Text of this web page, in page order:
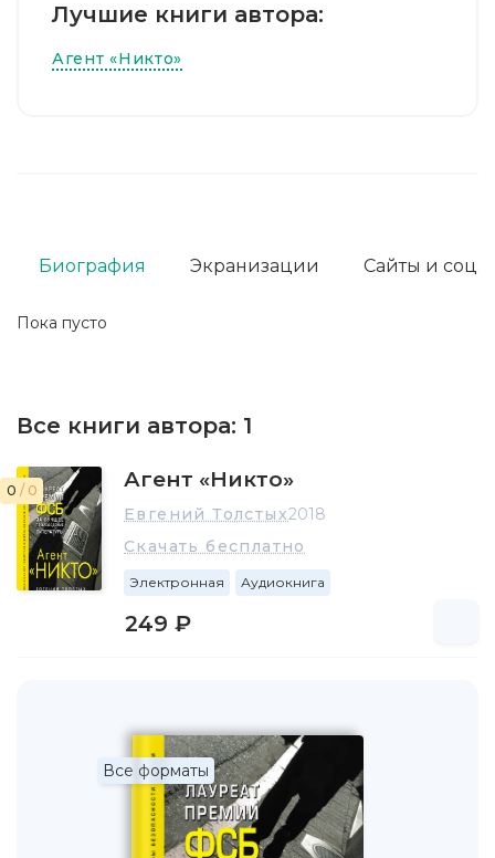
Лучшие книги автора:
Агент «Никто»
Пока пусто
Биография Экранизации Сайты и соц.
Все книги автора: 1
0 / 0 Агент «Никто»
Евгений Толстых2018
Скачать бесплатно
Электронная Аудиокнига
249 ₽
Все форматы